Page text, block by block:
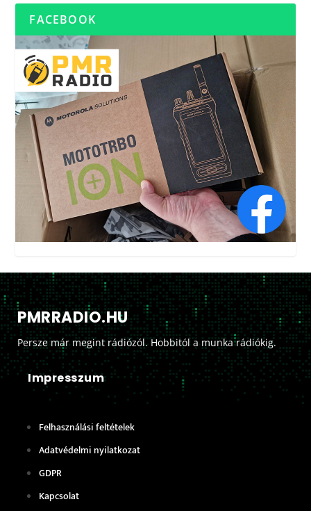
FACEBOOK
PMRRADIO.HU
Persze már megint rádiózól. Hobbitól a munka rádiókig.
Impresszum
Felhasználási feltételek
Adatvédelmi nyilatkozat
GDPR
Kapcsolat